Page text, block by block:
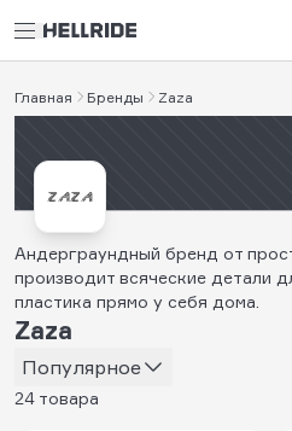
Главная Бренды Zaza
Андерграундный бренд от
производит всяческие детали
пластика прямо у себя дома.
Zaza
Популярное
24 товара